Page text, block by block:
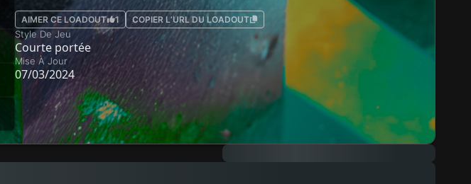
AIMER CE LOADOUT 1 COPIER L’URL DU LOADOUT
Style De Jeu
Courte portée
Mise À Jour
07/03/2024